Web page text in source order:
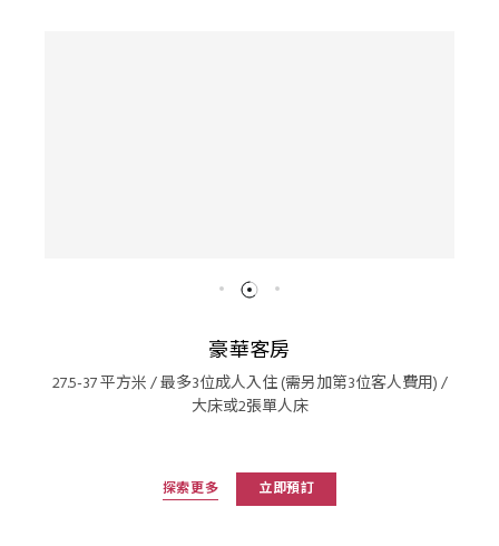
豪華客房
27.5-37 平方米 / 最多3位成人入住 (需另加第3位客人費用) /
大床或2張單人床
探索更多 立即預訂